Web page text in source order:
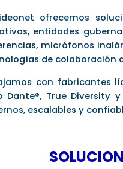
ofrecemos
entidades
micrófonos
de colaboración
con fabricantes
Dante®, True Diversity
escalables y